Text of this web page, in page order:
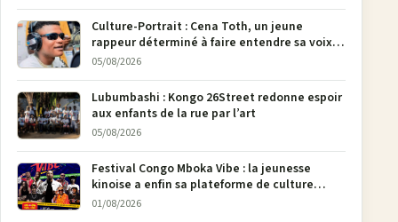
Culture-Portrait : Cena Toth, un jeune
rappeur déterminé à faire entendre sa voix à
Bunia
05/08/2026
Lubumbashi : Kongo 26Street redonne espoir
aux enfants de la rue par l’art
05/08/2026
Festival Congo Mboka Vibe : la jeunesse
kinoise a enfin sa plateforme de culture
urbaine
01/08/2026